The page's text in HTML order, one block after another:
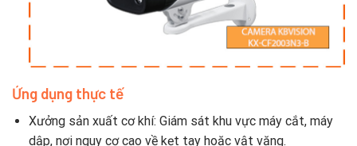
Ứng dụng thực tế
Xưởng sản xuất cơ khí: Giám sát khu vực máy cắt, máy
dập, nơi nguy cơ cao về kẹt tay hoặc vật văng.